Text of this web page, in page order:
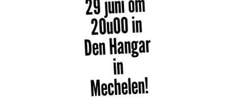
20uOO in
Den Hangar
in
Mechelen!